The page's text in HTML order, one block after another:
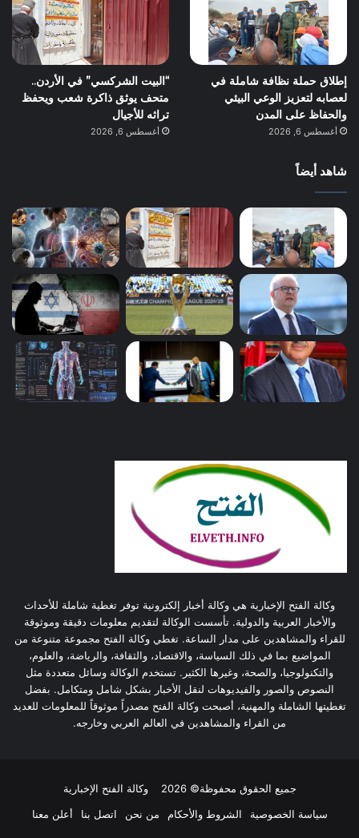
إطلاق حملة نظافة شاملة في
لعصابه لتعزيز الوعي البيئي
والحفاظ على المدن
أغسطس 6, 2026
“البيت الشركسي” في الأردن..
متحف يوثق ذاكرة شعب ويحفظ
تراثه للأجيال
أغسطس 6, 2026
شاهد أيضاً
وكالة الفتح الإخبارية هي وكالة أخبار إلكترونية توفر تغطية شاملة للأحداث
والأخبار العربية والدولية. تأسست الوكالة لتقديم معلومات دقيقة وموثوقة
للقراء والمشاهدين على مدار الساعة. تغطي وكالة الفتح مجموعة متنوعة من
المواضيع بما في ذلك السياسة، والاقتصاد، والثقافة، والرياضة، والعلوم،
والتكنولوجيا، والصحة، وغيرها الكثير. تستخدم الوكالة وسائل متعددة مثل
النصوص والصور والفيديوهات لنقل الأخبار بشكل شامل ومتكامل. بفضل
تغطيتها الشاملة والمهنية، أصبحت وكالة الفتح مصدراً موثوقاً للمعلومات للعديد
من القراء والمشاهدين في العالم العربي وخارجه.
جميع الحقوق محفوظة© 2026
وكالة الفتح الإخبارية
سياسة الخصوصية
الشروط والأحكام من نحن اتصل بنا أعلن معنا